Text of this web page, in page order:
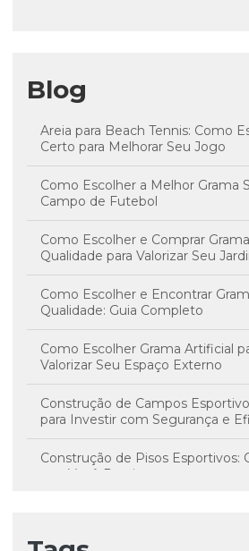
Blog
Areia para Beach Tennis: Como
Certo para Melhorar Seu Jogo
Como Escolher a Melhor Grama
Campo de Futebol
Como Escolher e Comprar
Qualidade para Valorizar Seu
Como Escolher e Encontrar
Qualidade: Guia Completo
Como Escolher Grama Artificial
Valorizar Seu Espaço Externo
Construção de Campos
para Investir com Segurança e
Construção de Pisos Esportivos:
que Você Precisa